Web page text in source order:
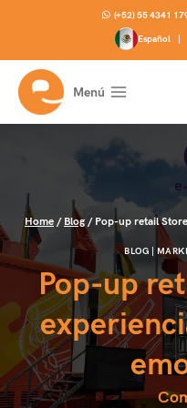
(+52) 55 4341
Español |
Menú
Home / Blog / Pop-up retail
BLOG
Pop-up